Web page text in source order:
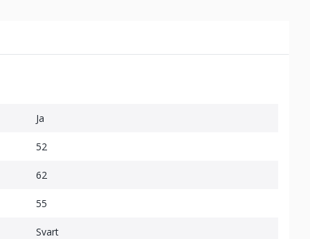
Ja
52
62
55
Svart